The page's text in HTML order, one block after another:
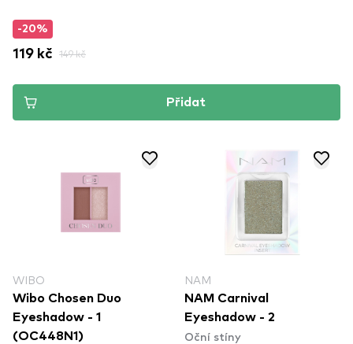
-20%
119 kč 149 kč
Přidat
WIBO
Wibo Chosen Duo
Eyeshadow - 1
(OC448N1)
NAM
NAM Carnival
Eyeshadow - 2
Oční stíny